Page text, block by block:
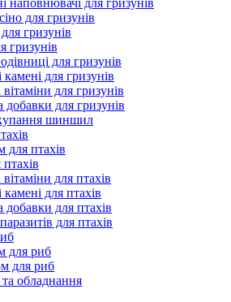
наповнювачі для гризунів
для гризунів
гризунів
гризунів
для гризунів
для гризунів
для гризунів
добавки для гризунів
шиншил
для птахів
для птахів
для птахів
добавки для птахів
для птахів
для риб
для риб
обладнання